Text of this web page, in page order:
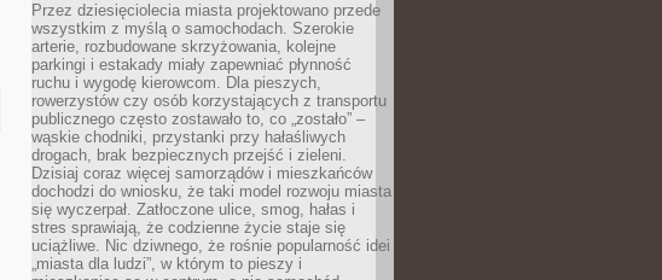
Przez dziesięciolecia miasta projektowano przede
wszystkim z myślą o samochodach. Szerokie
arterie, rozbudowane skrzyżowania, kolejne
parkingi i estakady miały zapewniać płynność
ruchu i wygodę kierowcom. Dla pieszych,
rowerzystów czy osób korzystających z transportu
publicznego często zostawało to, co „zostało” –
wąskie chodniki, przystanki przy hałaśliwych
drogach, brak bezpiecznych przejść i zieleni.
Dzisiaj coraz więcej samorządów i mieszkańców
dochodzi do wniosku, że taki model rozwoju miasta
się wyczerpał. Zatłoczone ulice, smog, hałas i
stres sprawiają, że codzienne życie staje się
uciążliwe. Nic dziwnego, że rośnie popularność idei
„miasta dla ludzi”, w którym to pieszy i